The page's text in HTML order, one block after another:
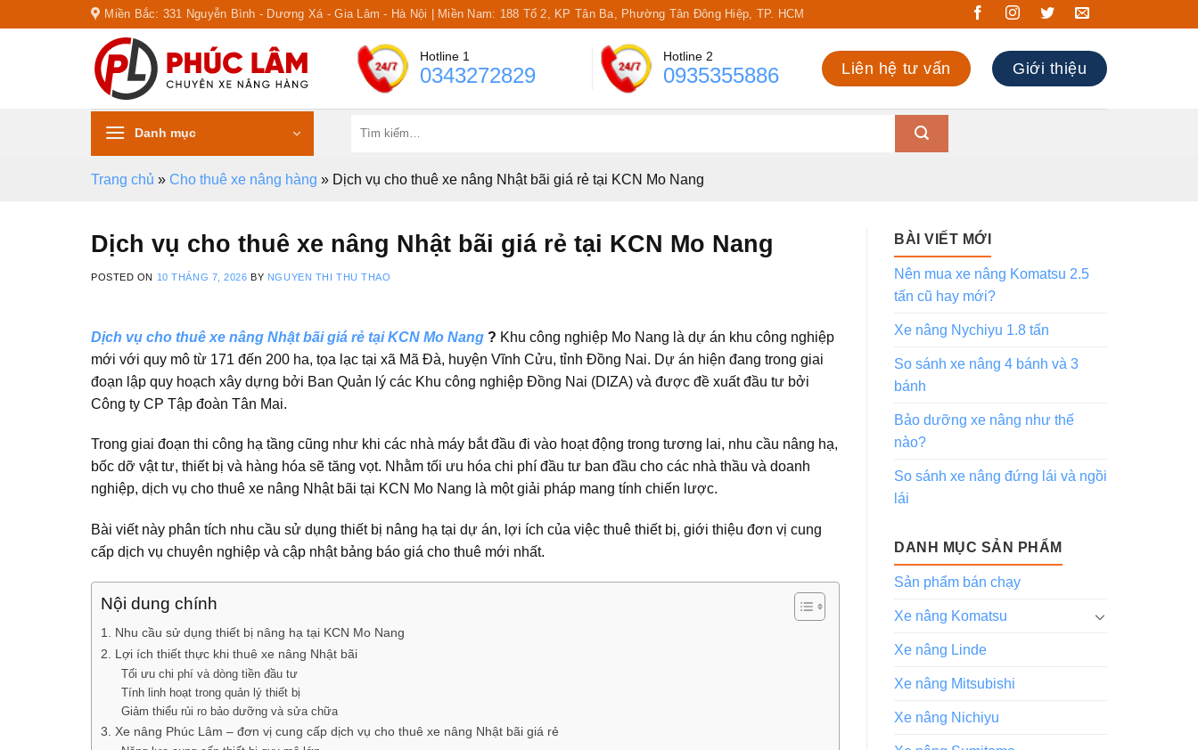
to
Miền Bắc: 331 Nguyễn Bình - Dương Xá - Gia Lâm - Hà Nội | Miền Nam: 188 Tổ 2, KP Tân Ba, Phường Tân Đông Hiệp, TP. HCM
Hotline 1
0343272829
Hotline 2
0935355886 Liên hệ tư vấn Giới thiệu
Danh mục
kiếm:
Trang chủ » Cho thuê xe nâng hàng » Dịch vụ cho thuê xe nâng Nhật bãi giá rẻ tại KCN Mo Nang
Dịch vụ cho thuê xe nâng Nhật bãi giá rẻ tại KCN Mo Nang
POSTED ON 10 THÁNG 7, 2026 BY NGUYEN THI THU THAO
Dịch vụ cho thuê xe nâng Nhật bãi giá rẻ tại KCN Mo Nang ? Khu công nghiệp Mo Nang là dự án khu công nghiệp
mới với quy mô từ 171 đến 200 ha, tọa lạc tại xã Mã Đà, huyện Vĩnh Cửu, tỉnh Đồng Nai. Dự án hiện đang trong giai
đoạn lập quy hoạch xây dựng bởi Ban Quản lý các Khu công nghiệp Đồng Nai (DIZA) và được đề xuất đầu tư bởi
Công ty CP Tập đoàn Tân Mai.
Trong giai đoạn thi công hạ tầng cũng như khi các nhà máy bắt đầu đi vào hoạt động trong tương lai, nhu cầu nâng hạ,
bốc dỡ vật tư, thiết bị và hàng hóa sẽ tăng vọt. Nhằm tối ưu hóa chi phí đầu tư ban đầu cho các nhà thầu và doanh
nghiệp, dịch vụ cho thuê xe nâng Nhật bãi tại KCN Mo Nang là một giải pháp mang tính chiến lược.
Bài viết này phân tích nhu cầu sử dụng thiết bị nâng hạ tại dự án, lợi ích của việc thuê thiết bị, giới thiệu đơn vị cung
cấp dịch vụ chuyên nghiệp và cập nhật bảng báo giá cho thuê mới nhất.
Nội dung chính
1. Nhu cầu sử dụng thiết bị nâng hạ tại KCN Mo Nang
2. Lợi ích thiết thực khi thuê xe nâng Nhật bãi
Tối ưu chi phí và dòng tiền đầu tư
Tính linh hoạt trong quản lý thiết bị
Giảm thiểu rủi ro bảo dưỡng và sửa chữa
3. Xe nâng Phúc Lâm – đơn vị cung cấp dịch vụ cho thuê xe nâng Nhật bãi giá rẻ
BÀI VIẾT MỚI
Nên mua xe nâng Komatsu 2.5
tấn cũ hay mới?
Xe nâng Nychiyu 1.8 tấn
So sánh xe nâng 4 bánh và 3
bánh
Bảo dưỡng xe nâng như thế
nào?
So sánh xe nâng đứng lái và ngồi
lái
DANH MỤC SẢN PHẨM
Sản phẩm bán chạy
Xe nâng Komatsu
Xe nâng Linde
Xe nâng Mitsubishi
Xe nâng Nichiyu